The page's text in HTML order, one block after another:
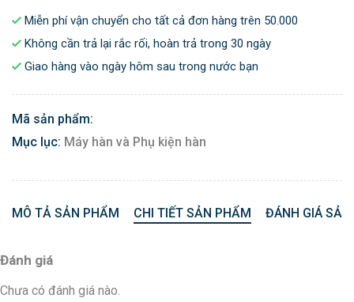
Miễn phí vận chuyển cho tất cả đơn hàng trên 50.000
Không cần trả lại rắc rối, hoàn trả trong 30 ngày
Giao hàng vào ngày hôm sau trong nước bạn
Mã sản phẩm:
Mục lục: Máy hàn và Phụ kiện hàn
MÔ TẢ SẢN PHẨM CHI TIẾT SẢN PHẨM ĐÁNH GIÁ
Đánh giá
Chưa có đánh giá nào.